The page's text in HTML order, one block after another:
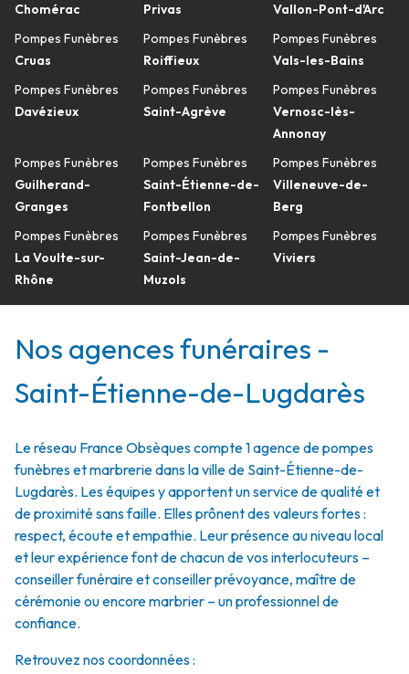
Chomérac
Pompes Funèbres
Cruas
Pompes Funèbres
Davézieux
Pompes Funèbres
Guilherand-
Granges
Pompes Funèbres
La Voulte-sur-
Rhône
Privas
Pompes Funèbres
Roiffieux
Pompes Funèbres
Saint-Agrève
Pompes Funèbres
Saint-Étienne-de-
Fontbellon
Pompes Funèbres
Saint-Jean-de-
Muzols
Vallon-Pont-d'Arc
Pompes Funèbres
Vals-les-Bains
Pompes Funèbres
Vernosc-lès-
Annonay
Pompes Funèbres
Villeneuve-de-
Berg
Pompes Funèbres
Viviers
Nos agences funéraires -
Saint-Étienne-de-Lugdarès
Le réseau France Obsèques compte 1 agence de pompes
funèbres et marbrerie dans la ville de Saint-Étienne-de-
Lugdarès. Les équipes y apportent un service de qualité et
de proximité sans faille. Elles prônent des valeurs fortes :
respect, écoute et empathie. Leur présence au niveau local
et leur expérience font de chacun de vos interlocuteurs –
conseiller funéraire et conseiller prévoyance, maître de
cérémonie ou encore marbrier – un professionnel de
confiance.
Retrouvez nos coordonnées :